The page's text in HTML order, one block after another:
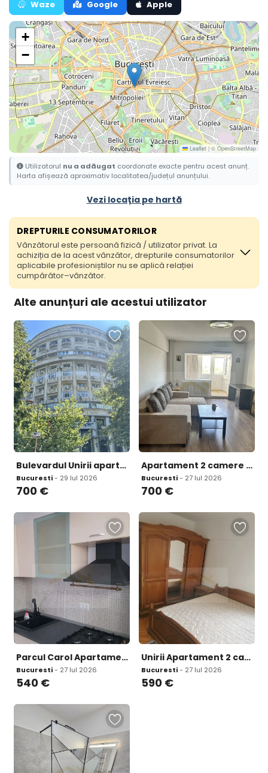
Waze Google Apple
+
−
Leaflet |© OpenStreetMap
Utilizatorul nu a adăugat coordonate exacte pentru acest anunț.
Harta afișează aproximativ localitatea/județul anunțului.
Vezi locația pe hartă
DREPTURILE CONSUMATORILOR
Vânzătorul este persoană fizică / utilizator privat. La
achiziția de la acest vânzător, drepturile consumatorilor
aplicabile profesioniștilor nu se aplică relației
cumpărător–vânzător.
Alte anunțuri ale acestui utilizator
Bulevardul Unirii apartament 2 camere de inchiriat 3 balcoane bloc Zepter
Bucuresti- 29 Iul 2026
700 €
Apartament 2 camere de inchiriat Bulevardul Unirii 3 balcoane Bloc Zepter
Bucuresti- 27 Iul 2026
700 €
Parcul Carol Apartament 2 camere de inchiriat Langa Parcul Carol Vedere panoramica
Bucuresti- 27 Iul 2026
540 €
Unirii Apartament 2 camere de inchiriat Bulevardul Unirii 33 Vedere la bulevard
Bucuresti- 27 Iul 2026
590 €